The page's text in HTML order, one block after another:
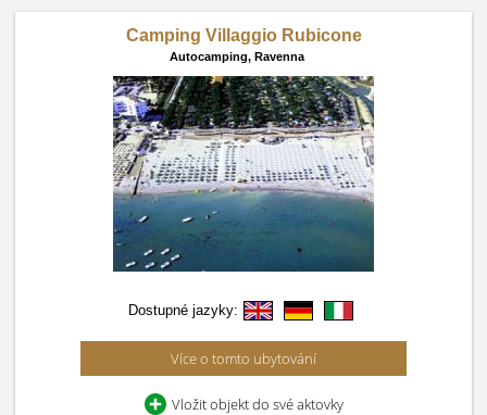
Camping Villaggio Rubicone
Autocamping, Ravenna
Dostupné jazyky:
Více o tomto ubytování
Vložit objekt do své aktovky